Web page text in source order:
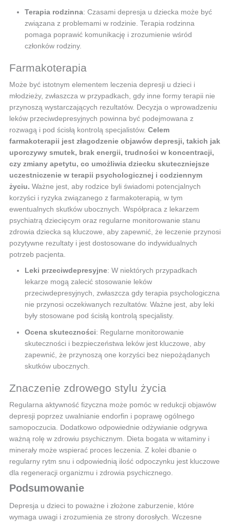
Terapia rodzinna: Czasami depresja u dziecka może być
związana z problemami w rodzinie. Terapia rodzinna
pomaga poprawić komunikację i zrozumienie wśród
członków rodziny.
Farmakoterapia
Może być istotnym elementem leczenia depresji u dzieci i
młodzieży, zwłaszcza w przypadkach, gdy inne formy terapii nie
przynoszą wystarczających rezultatów. Decyzja o wprowadzeniu
leków przeciwdepresyjnych powinna być podejmowana z
rozwagą i pod ścisłą kontrolą specjalistów. Celem
farmakoterapii jest złagodzenie objawów depresji, takich jak
uporczywy smutek, brak energii, trudności w koncentracji,
czy zmiany apetytu, co umożliwia dziecku skuteczniejsze
uczestniczenie w terapii psychologicznej i codziennym
życiu. Ważne jest, aby rodzice byli świadomi potencjalnych
korzyści i ryzyka związanego z farmakoterapią, w tym
ewentualnych skutków ubocznych. Współpraca z lekarzem
psychiatrą dziecięcym oraz regularne monitorowanie stanu
zdrowia dziecka są kluczowe, aby zapewnić, że leczenie przynosi
pozytywne rezultaty i jest dostosowane do indywidualnych
potrzeb pacjenta.
Leki przeciwdepresyjne: W niektórych przypadkach
lekarze mogą zalecić stosowanie leków
przeciwdepresyjnych, zwłaszcza gdy terapia psychologiczna
nie przynosi oczekiwanych rezultatów. Ważne jest, aby leki
były stosowane pod ścisłą kontrolą specjalisty.
Ocena skuteczności: Regularne monitorowanie
skuteczności i bezpieczeństwa leków jest kluczowe, aby
zapewnić, że przynoszą one korzyści bez niepożądanych
skutków ubocznych.
Znaczenie zdrowego stylu życia
Regularna aktywność fizyczna może pomóc w redukcji objawów
depresji poprzez uwalnianie endorfin i poprawę ogólnego
samopoczucia. Dodatkowo odpowiednie odżywianie odgrywa
ważną rolę w zdrowiu psychicznym. Dieta bogata w witaminy i
minerały może wspierać proces leczenia. Z kolei dbanie o
regularny rytm snu i odpowiednią ilość odpoczynku jest kluczowe
dla regeneracji organizmu i zdrowia psychicznego.
Podsumowanie
Depresja u dzieci to poważne i złożone zaburzenie, które
wymaga uwagi i zrozumienia ze strony dorosłych. Wczesne